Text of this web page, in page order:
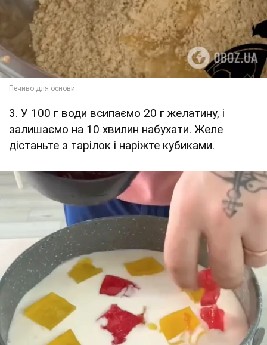
3. У 100 г води всипаємо 20 г желатину, і
залишаємо на 10 хвилин набухати. Желе
дістаньте з тарілок і наріжте кубиками.